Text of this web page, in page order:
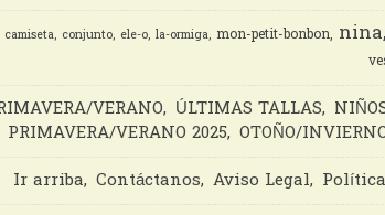
camiseta conjunto ele-o la-ormiga mon-petit-bonbon nina
VERANO ÚLTIMAS TALLAS
PRIMAVERA/VERANO 2025 OTOÑO/
Ir arriba Contáctanos Aviso Legal